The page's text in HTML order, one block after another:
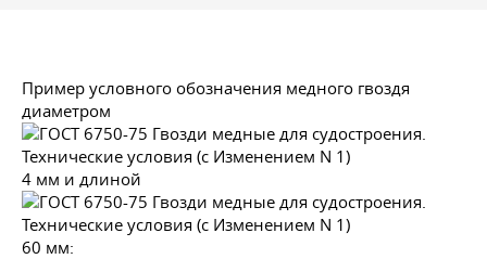
Пример условного обозначения медного гвоздя
диаметром
4 мм и длиной
60 мм: